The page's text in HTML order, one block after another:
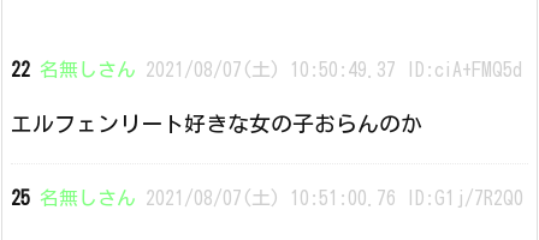
22 名無しさん 2021/08/07(土) 10:50:49.37 ID:ciA+FMQ5d
エルフェンリート好きな女の子おらんのか
25 名無しさん 2021/08/07(土) 10:51:00.76 ID:G1j/7R2Q0